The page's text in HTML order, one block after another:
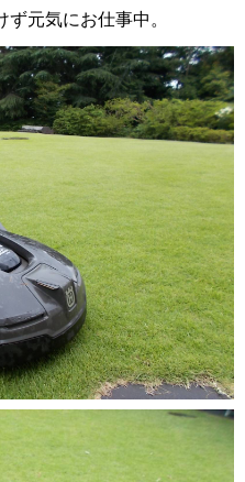
元気にお仕事中。